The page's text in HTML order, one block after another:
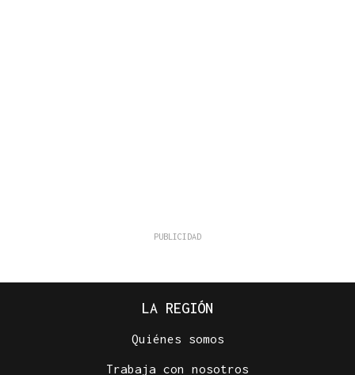
LA REGIÓN
Quiénes somos
Trabaja con nosotros